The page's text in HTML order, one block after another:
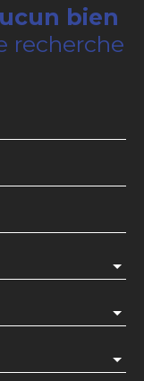
bien
recherche